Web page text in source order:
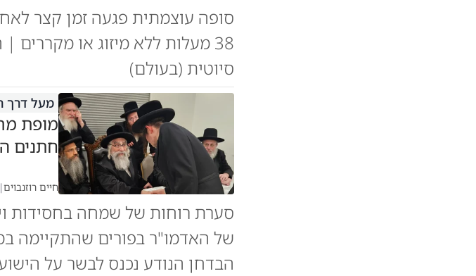
סופה עוצמתית פגעה זמן קצר
38 מעלות ללא מיזוג או
סיוטית (בעולם)
מעל דרך
חתנים
חיים רוזנבוים|
סערת רוחות של שמחה בחסידות
של האדמו"ר בפורים שהתקיימה
הבדחן הנודע נכנס לבשר על